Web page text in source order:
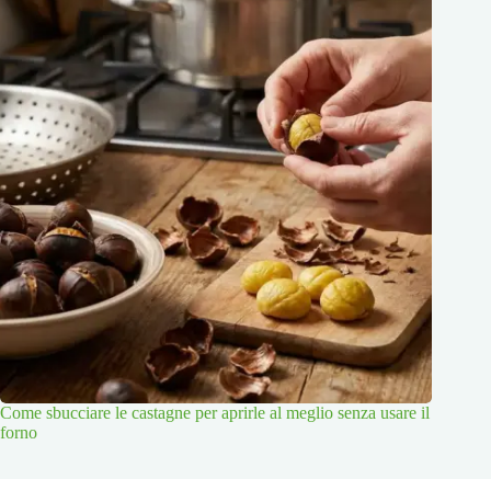
Come sbucciare le castagne per aprirle al meglio senza usare il
forno